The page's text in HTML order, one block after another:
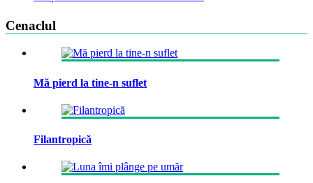
Cenaclul
Mă pierd la tine-n suflet
Filantropică